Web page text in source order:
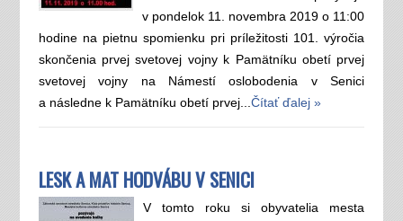
v pondelok 11. novembra 2019 o 11:00
hodine na pietnu spomienku pri príležitosti 101. výročia
skončenia prvej svetovej vojny k Pamätníku obetí prvej
svetovej vojny na Námestí oslobodenia v Senici
a následne k Pamätníku obetí prvej... Čítať ďalej »
LESK A MAT HODVÁBU V SENICI
V tomto roku si obyvatelia mesta